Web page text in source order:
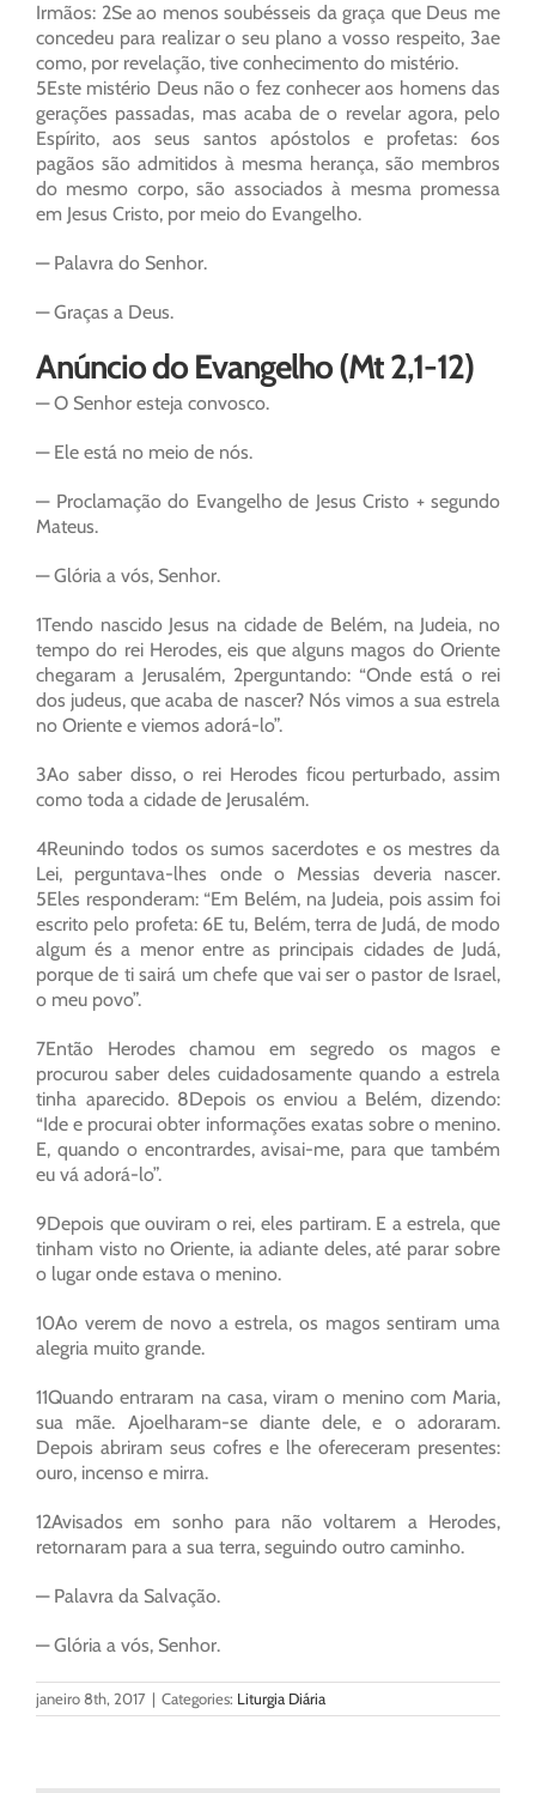
Irmãos: 2Se ao menos soubésseis da graça que Deus me
concedeu para realizar o seu plano a vosso respeito, 3ae
como, por revelação, tive conhecimento do mistério.
5Este mistério Deus não o fez conhecer aos homens das
gerações passadas, mas acaba de o revelar agora, pelo
Espírito, aos seus santos apóstolos e profetas: 6os
pagãos são admitidos à mesma herança, são membros
do mesmo corpo, são associados à mesma promessa
em Jesus Cristo, por meio do Evangelho.
— Palavra do Senhor.
— Graças a Deus.
Anúncio do Evangelho (Mt 2,1-12)
— O Senhor esteja convosco.
— Ele está no meio de nós.
— Proclamação do Evangelho de Jesus Cristo + segundo
Mateus.
— Glória a vós, Senhor.
1Tendo nascido Jesus na cidade de Belém, na Judeia, no
tempo do rei Herodes, eis que alguns magos do Oriente
chegaram a Jerusalém, 2perguntando: “Onde está o rei
dos judeus, que acaba de nascer? Nós vimos a sua estrela
no Oriente e viemos adorá-lo”.
3Ao saber disso, o rei Herodes ficou perturbado, assim
como toda a cidade de Jerusalém.
4Reunindo todos os sumos sacerdotes e os mestres da
Lei, perguntava-lhes onde o Messias deveria nascer.
5Eles responderam: “Em Belém, na Judeia, pois assim foi
escrito pelo profeta: 6E tu, Belém, terra de Judá, de modo
algum és a menor entre as principais cidades de Judá,
porque de ti sairá um chefe que vai ser o pastor de Israel,
o meu povo”.
7Então Herodes chamou em segredo os magos e
procurou saber deles cuidadosamente quando a estrela
tinha aparecido. 8Depois os enviou a Belém, dizendo:
“Ide e procurai obter informações exatas sobre o menino.
E, quando o encontrardes, avisai-me, para que também
eu vá adorá-lo”.
9Depois que ouviram o rei, eles partiram. E a estrela, que
tinham visto no Oriente, ia adiante deles, até parar sobre
o lugar onde estava o menino.
10Ao verem de novo a estrela, os magos sentiram uma
alegria muito grande.
11Quando entraram na casa, viram o menino com Maria,
sua mãe. Ajoelharam-se diante dele, e o adoraram.
Depois abriram seus cofres e lhe ofereceram presentes:
ouro, incenso e mirra.
12Avisados em sonho para não voltarem a Herodes,
retornaram para a sua terra, seguindo outro caminho.
— Palavra da Salvação.
— Glória a vós, Senhor.
janeiro 8th, 2017 | Categories: Liturgia Diária